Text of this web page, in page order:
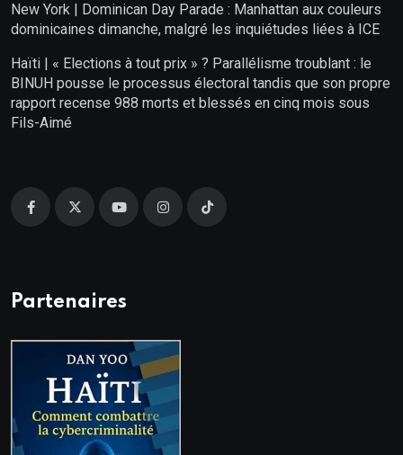
New York | Dominican Day Parade : Manhattan aux couleurs
dominicaines dimanche, malgré les inquiétudes liées à ICE
Haïti | « Elections à tout prix » ? Parallélisme troublant : le
BINUH pousse le processus électoral tandis que son propre
rapport recense 988 morts et blessés en cinq mois sous
Fils-Aimé
Partenaires